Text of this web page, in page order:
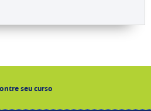
seu curso